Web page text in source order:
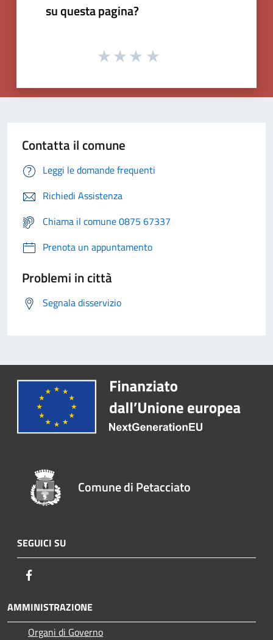
su questa pagina?
Contatta il comune
Leggi le domande frequenti
Richiedi Assistenza
Chiama il comune 0875 67337
Prenota un appuntamento
Problemi in città
Segnala disservizio
Comune di Petacciato
SEGUICI SU
AMMINISTRAZIONE
Organi di Governo